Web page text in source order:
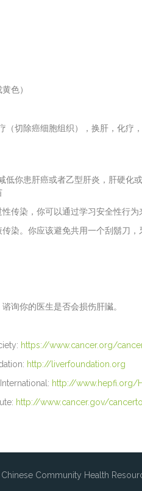
色）
（切除癌细胞组织），换肝，化疗
低你患肝癌或者乙型肝炎，肝硬化
传染，你可以通过学习安全性行
染。你应该避免共用一个刮鬍刀
询你的医生是否会损伤肝贜。
https://www.cancer.org/
http://liverfoundation.org
http://www.hepfi.org/
http://www.cancer.gov/
Community Health